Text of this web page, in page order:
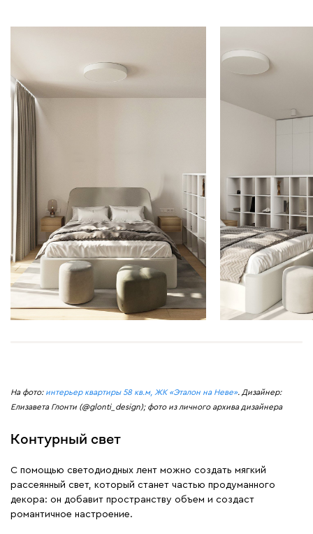
На фото: интерьер квартиры 58 кв.м, ЖК «Эталон на Неве». Дизайнер:
Елизавета Глонти (@glonti_design); фото из личного архива дизайнера
Контурный свет
С помощью светодиодных лент можно создать мягкий
рассеянный свет, который станет частью продуманного
декора: он добавит пространству объем и создаст
романтичное настроение.